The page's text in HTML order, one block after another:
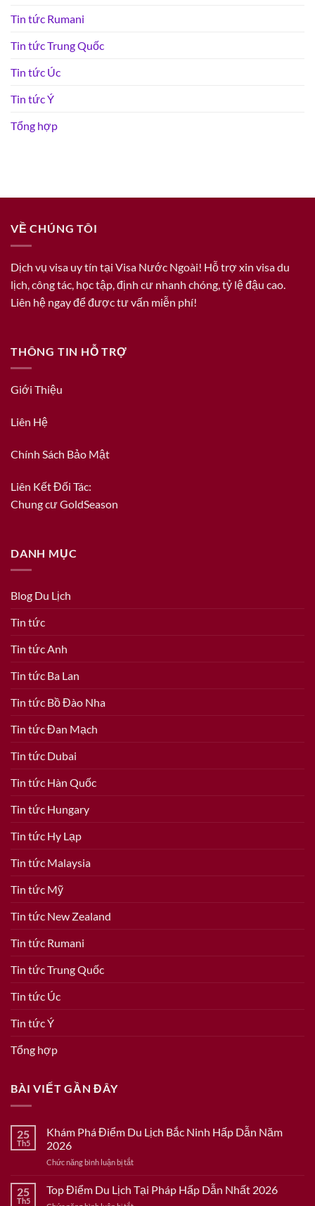
Tin tức Rumani
Tin tức Trung Quốc
Tin tức Úc
Tin tức Ý
Tổng hợp
VỀ CHÚNG TÔI
Dịch vụ visa uy tín tại Visa Nước Ngoài! Hỗ trợ xin visa du
lịch, công tác, học tập, định cư nhanh chóng, tỷ lệ đậu cao.
Liên hệ ngay để được tư vấn miễn phí!
THÔNG TIN HỖ TRỢ
Giới Thiệu
Liên Hệ
Chính Sách Bảo Mật
Liên Kết Đối Tác:
Chung cư GoldSeason
DANH MỤC
Blog Du Lịch
Tin tức
Tin tức Anh
Tin tức Ba Lan
Tin tức Bồ Đào Nha
Tin tức Đan Mạch
Tin tức Dubai
Tin tức Hàn Quốc
Tin tức Hungary
Tin tức Hy Lạp
Tin tức Malaysia
Tin tức Mỹ
Tin tức New Zealand
Tin tức Rumani
Tin tức Trung Quốc
Tin tức Úc
Tin tức Ý
Tổng hợp
BÀI VIẾT GẦN ĐÂY
25
Th5
Khám Phá Điểm Du Lịch Bắc Ninh Hấp Dẫn Năm
2026
Chức năng bình luận bị tắtở
Phá
Điểm
25
Th5
Top Điểm Du Lịch Tại Pháp Hấp Dẫn Nhất 2026